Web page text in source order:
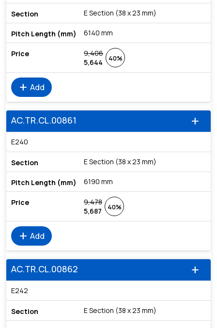
E Section (38 x 23 mm)
6140 mm
9,406
5,644
40%
add Add
add
AC.TR.CL.00861
E240
E Section (38 x 23 mm)
6190 mm
9,478
5,687
40%
add Add
add
AC.TR.CL.00862
E242
E Section (38 x 23 mm)